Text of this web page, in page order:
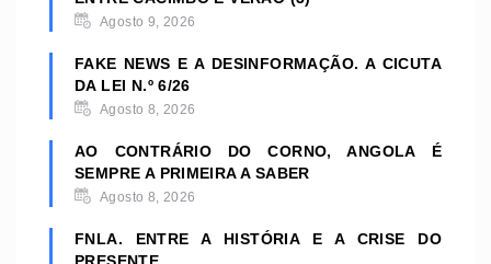
Agosto 9, 2026
FAKE NEWS E A DESINFORMAÇÃO. A CICUTA
DA LEI N.º 6/26
Agosto 8, 2026
AO CONTRÁRIO DO CORNO, ANGOLA É
SEMPRE A PRIMEIRA A SABER
Agosto 8, 2026
FNLA. ENTRE A HISTÓRIA E A CRISE DO
PRESENTE